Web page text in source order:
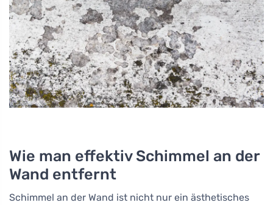
Wie man effektiv Schimmel an der
Wand entfernt
Schimmel an der Wand ist nicht nur ein ästhetisches